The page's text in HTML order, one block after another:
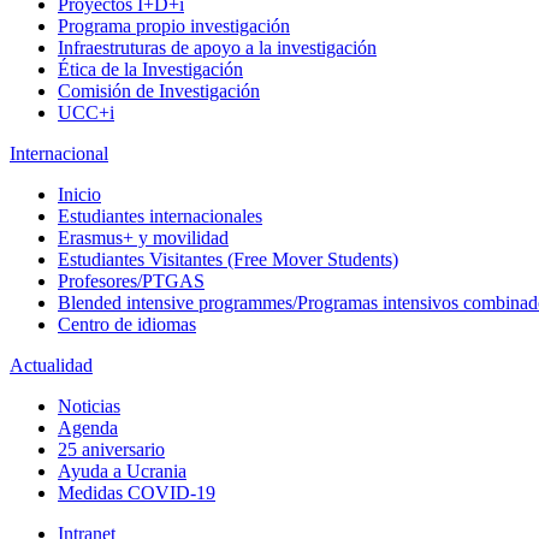
Proyectos I+D+i
Programa propio investigación
Infraestruturas de apoyo a la investigación
Ética de la Investigación
Comisión de Investigación
UCC+i
Internacional
Inicio
Estudiantes internacionales
Erasmus+ y movilidad
Estudiantes Visitantes (Free Mover Students)
Profesores/PTGAS
Blended intensive programmes/Programas intensivos
Centro de idiomas
Actualidad
Noticias
Agenda
25 aniversario
Ayuda a Ucrania
Medidas COVID-19
Intranet